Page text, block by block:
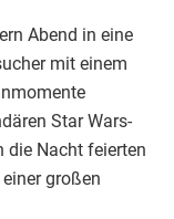
Abend in eine
mit einem
Star Wars-
die Nacht feierten
großen